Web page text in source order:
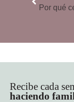
Recibe cada
haciendo